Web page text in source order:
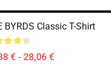
BYRDS Classic T-Shirt
€ - 28,06 €